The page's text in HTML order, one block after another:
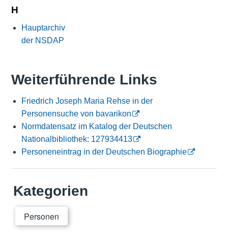
H
Hauptarchiv
der NSDAP
Weiterführende Links
Friedrich Joseph Maria Rehse in der
Personensuche von bavarikon
Normdatensatz im Katalog der Deutschen
Nationalbibliothek: 127934413
Personeneintrag in der Deutschen Biographie
Kategorien
Personen